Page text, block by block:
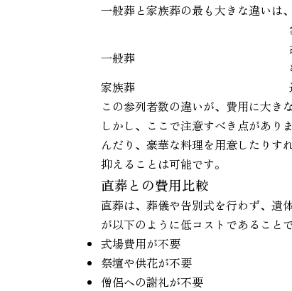
一般葬と家族葬の最も大きな違いは
一般葬
家族葬
この参列者数の違いが、費用に大き
しかし、ここで注意すべき点があり
んだり、豪華な料理を用意したりす
抑えることは可能です。
直葬との費用比較
直葬は、葬儀や告別式を行わず、遺
が以下のように低コストであることで
式場費用が不要
祭壇や供花が不要
僧侶への謝礼が不要